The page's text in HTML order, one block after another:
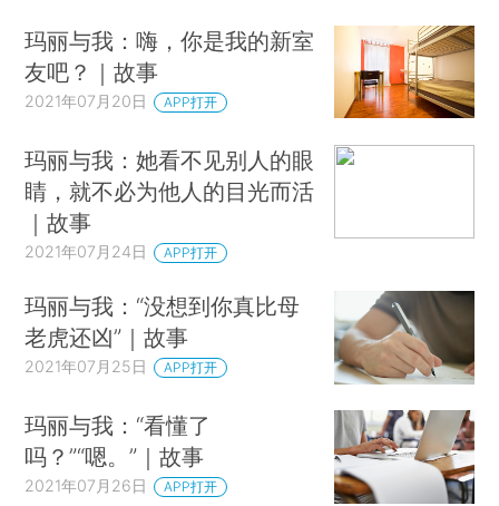
玛丽与我：嗨，你是我的新室
友吧？｜故事
2021年07月20日 APP打开
玛丽与我：她看不见别人的眼
睛，就不必为他人的目光而活
｜故事
2021年07月24日 APP打开
玛丽与我：“没想到你真比母
老虎还凶”｜故事
2021年07月25日 APP打开
玛丽与我：“看懂了
吗？”“嗯。”｜故事
2021年07月26日 APP打开